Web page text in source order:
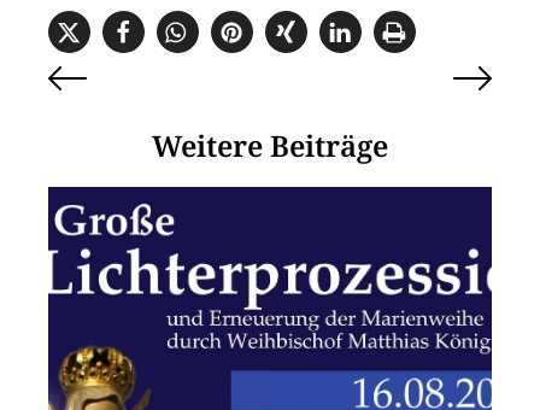
Weitere Beiträge